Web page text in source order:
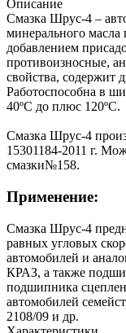
Описание
Смазка Шрус-4 –
минерального
добавлением
противоизносные,
свойства, содержит
Работоспособна в
40ºС до плюс 120ºС.
Смазка Шрус-4
15301184-2011 г.
смазки№158.
Применение:
Смазка Шрус-4
равных угловых
автомобилей и
КРАЗ, а также
подшипника
автомобилей
2108/09 и др.